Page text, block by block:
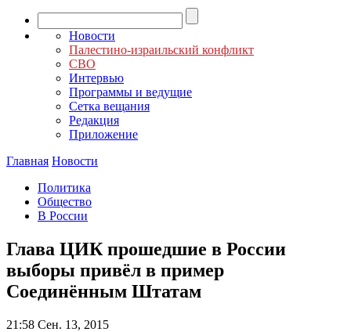
Новости
Палестино-израильский конфликт
СВО
Интервью
Программы и ведущие
Сетка вещания
Редакция
Приложение
Главная Новости
Политика
Общество
В России
Глава ЦИК прошедшие в России
выборы привёл в пример
Соединённым Штатам
21:58 Сен. 13, 2015